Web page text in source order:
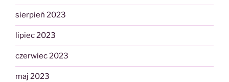
sierpień 2023
lipiec 2023
czerwiec 2023
maj 2023